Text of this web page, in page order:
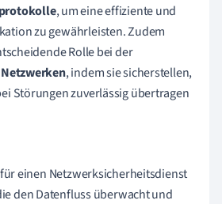
, um eine effiziente und
zu gewährleisten. Zudem
Rolle bei der
, indem sie sicherstellen,
Störungen zuverlässig übertragen
einen Netzwerksicherheitsdienst
den Datenfluss überwacht und